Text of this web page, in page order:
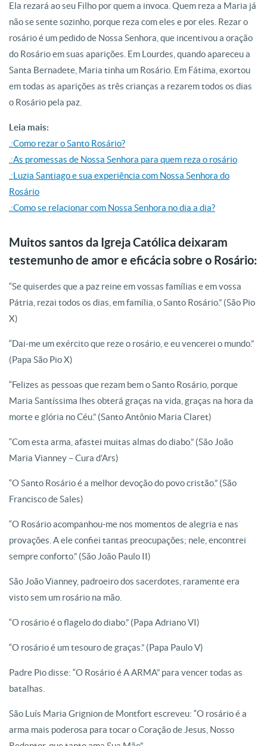
Ela rezará ao seu Filho por quem a invoca. Quem reza a Maria já
não se sente sozinho, porque reza com eles e por eles. Rezar o
rosário é um pedido de Nossa Senhora, que incentivou a oração
do Rosário em suas aparições. Em Lourdes, quando apareceu a
Santa Bernadete, Maria tinha um Rosário. Em Fátima, exortou
em todas as aparições as três crianças a rezarem todos os dias
o Rosário pela paz.
Leia mais:
.:Como rezar o Santo Rosário?
.:As promessas de Nossa Senhora para quem reza o rosário
.:Luzia Santiago e sua experiência com Nossa Senhora do
Rosário
.:Como se relacionar com Nossa Senhora no dia a dia?
Muitos santos da Igreja Católica deixaram
testemunho de amor e eficácia sobre o Rosário:
“Se quiserdes que a paz reine em vossas famílias e em vossa
Pátria, rezai todos os dias, em família, o Santo Rosário.” (São Pio
X)
“Dai-me um exército que reze o rosário, e eu vencerei o mundo.”
(Papa São Pio X)
“Felizes as pessoas que rezam bem o Santo Rosário, porque
Maria Santíssima lhes obterá graças na vida, graças na hora da
morte e glória no Céu.” (Santo Antônio Maria Claret)
“Com esta arma, afastei muitas almas do diabo.” (São João
Maria Vianney – Cura d’Ars)
“O Santo Rosário é a melhor devoção do povo cristão.” (São
Francisco de Sales)
“O Rosário acompanhou-me nos momentos de alegria e nas
provações. A ele confiei tantas preocupações; nele, encontrei
sempre conforto.” (São João Paulo II)
São João Vianney, padroeiro dos sacerdotes, raramente era
visto sem um rosário na mão.
“O rosário é o flagelo do diabo.” (Papa Adriano VI)
“O rosário é um tesouro de graças.” (Papa Paulo V)
Padre Pio disse: “O Rosário é A ARMA” para vencer todas as
batalhas.
São Luís Maria Grignion de Montfort escreveu: “O rosário é a
arma mais poderosa para tocar o Coração de Jesus, Nosso